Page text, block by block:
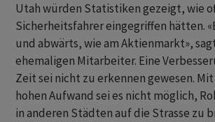
Utah würden ​Statistiken gezeigt, wie
Sicherheitsfahrer eingegriffen hätten.
und abwärts, wie am Aktienmarkt»,
ehemaligen Mitarbeiter. Eine
Zeit sei nicht zu erkennen gewesen.
hohen Aufwand sei es nicht möglich,
in anderen Städten auf die Strasse zu